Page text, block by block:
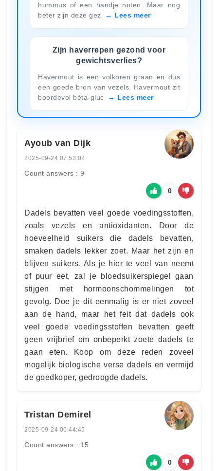
hummus of een handje noten. Maar nog
beter zijn deze gez
Lees meer
Zijn haverrepen gezond voor
gewichtsverlies?
Havermout is een volkoren graan en dus
een goede bron van vezels. Havermout zit
boordevol bèta-gluc
Lees meer
Ayoub van Dijk
2025-09-24 07:53:02
Count answers : 9
0
Dadels bevatten veel goede voedingsstoffen,
zoals vezels en antioxidanten. Door de
hoeveelheid suikers die dadels bevatten,
smaken dadels lekker zoet. Maar het zijn en
blijven suikers. Als je hier te veel van neemt
of puur eet, zal je bloedsuikerspiegel gaan
stijgen met hormoonschommelingen tot
gevolg. Doe je dit eenmalig is er niet zoveel
aan de hand, maar het feit dat dadels ook
veel goede voedingsstoffen bevatten geeft
geen vrijbrief om onbeperkt zoete dadels te
gaan eten. Koop om deze reden zoveel
mogelijk biologische verse dadels en vermijd
de goedkoper, gedroogde dadels.
Tristan Demirel
2025-09-24 06:44:45
Count answers : 15
0